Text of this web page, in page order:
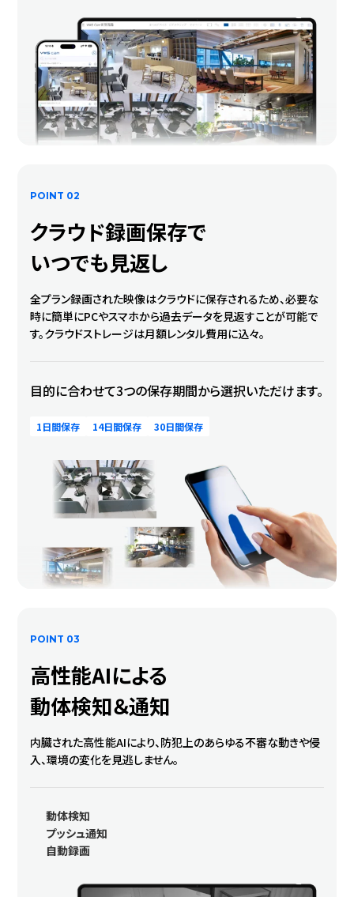
POINT 02
クラウド録画保存で
いつでも見返し
全プラン録画された映像はクラウドに保存されるため、必要な
時に簡単にPCやスマホから過去データを見返すことが可能で
す。クラウドストレージは月額レンタル費用に込々。
目的に合わせて3つの保存期間から選択いただけます。
1日間保存 14日間保存 30日間保存
POINT 03
高性能AIによる
動体検知＆通知
内臓された高性能AIにより、防犯上のあらゆる不審な動きや侵
入、環境の変化を見逃しません。
動体検知
プッシュ通知
自動録画